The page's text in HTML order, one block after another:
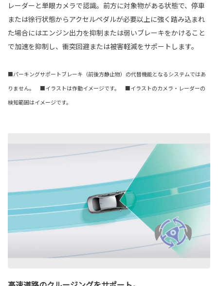
レーダーと単眼カメラで認識。前方に対象物がある状態で、停車
または徐行状態からアクセルペダルが必要以上に強く踏み込まれ
た場合にはエンジン出力を抑制または弱いブレーキをかけること
で加速を抑制し、衝突回避または被害軽減をサポートします。
■パーキングサポートブレーキ（前後方静止物）の代替機能となるシステムではあ
りません。 ■イラストは作動イメージです。 ■イラストのカメラ・レーダーの
検知範囲はイメージです。